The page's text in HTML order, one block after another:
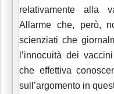
relativamente alla
Allarme che, però,
scienziati che
l’innocuità dei
che effettiva
sull’argomento in